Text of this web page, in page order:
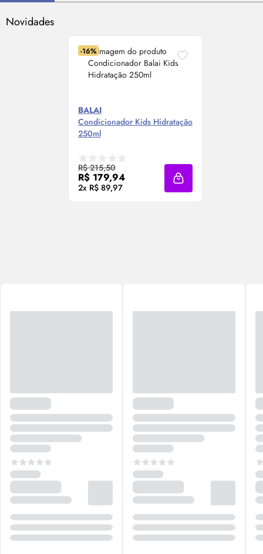
Novidades
-16%
BALAI
Condicionador Kids Hidratação
250ml
R$ 215,50
R$ 179,94
2x R$ 89,97 Adicionar à sacola